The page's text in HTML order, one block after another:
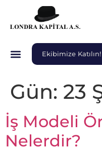
Ekibimize Katılın!
Gün: 23
İş Modeli
Nelerdir?